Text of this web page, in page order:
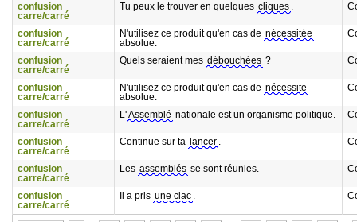
confusion
carre/carré
Tu peux le trouver en quelques cliques .
confusion
carre/carré
N'utilisez ce produit qu'en cas de nécessitée
absolue.
confusion
carre/carré
Quels seraient mes débouchées ?
confusion
carre/carré
N'utilisez ce produit qu'en cas de nécessite
absolue.
confusion
carre/carré
L'Assemblé nationale est un organisme politique.
confusion
carre/carré
Continue sur ta lancer .
confusion
carre/carré
Les assemblés se sont réunies.
confusion
carre/carré
Il a pris une clac .